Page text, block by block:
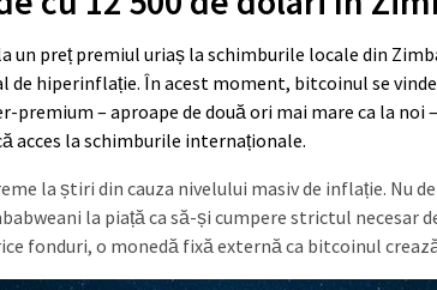
un preț premiul uriaș la schimburile locale din
de hiperinflație. În acest moment, bitcoinul se
premium – aproape de două ori mai mare ca la
acces la schimburile internaționale.
la știri din cauza nivelului masiv de inflație. Nu
la piață ca să-și cumpere strictul necesar
fonduri, o monedă fixă externă ca bitcoinul